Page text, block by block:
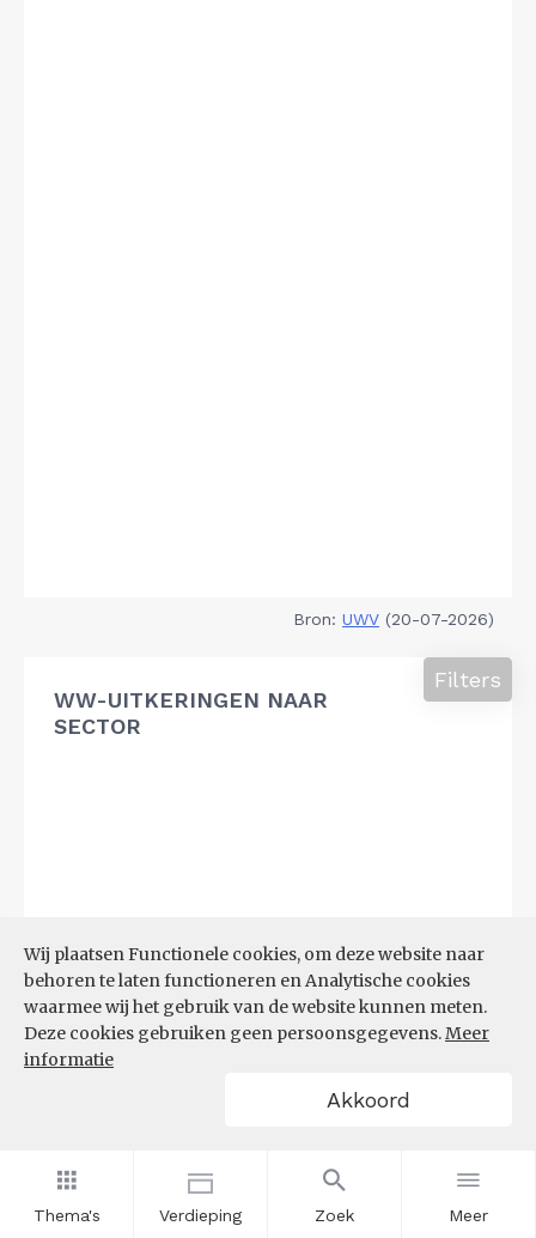
Thema's Verdieping Zoek Meer
Wij plaatsen Functionele cookies, om deze website naar
behoren te laten functioneren en Analytische cookies
waarmee wij het gebruik van de website kunnen meten.
Deze cookies gebruiken geen persoonsgegevens.Meer
informatie
Akkoord
Bron: UWV (20-07-2026)
WW-UITKERINGEN NAAR
SECTOR
Filters
Bron: (20-07-2026)